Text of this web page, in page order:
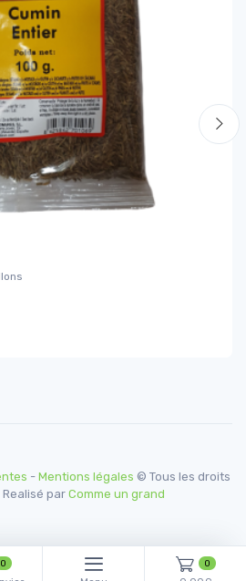
- Mentions légales © Tous les droits
par Comme un grand
0 0